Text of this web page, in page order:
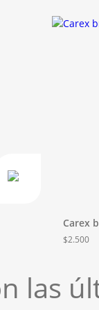
Carex
$2.500
las